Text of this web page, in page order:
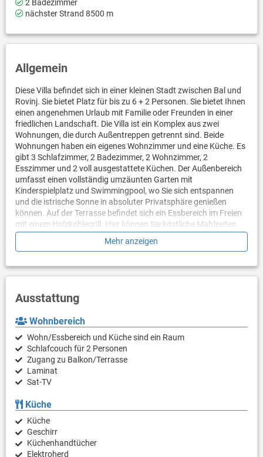
2 Badezimmer
nächster Strand 8500 m
Allgemein
Diese Villa befindet sich in einer kleinen Stadt zwischen Bal und
Rovinj. Sie bietet Platz für bis zu 6 + 2 Personen. Sie bietet Ihnen
einen angenehmen Urlaub mit Familie oder Freunden in einer
friedlichen Landschaft. Die Villa ist ein Komplex aus zwei
Wohnungen, die durch Außentreppen getrennt sind. Beide
Wohnungen haben ein eigenes Wohnzimmer und eine Küche. Es
gibt 3 Schlafzimmer, 2 Badezimmer, 2 Wohnzimmer, 2
Esszimmer und 2 voll ausgestattete Küchen. Der Außenbereich
umfasst einen vollständig umzäunten Garten mit
Kinderspielplatz und Swimmingpool, wo Sie sich entspannen
und die istrische Sonne in absoluter Privatsphäre genießen
können. Auf der Terrasse befindet sich ein Essbereich im Freien
mit einem Holzkohlegrill. Hier können Sie köstliche Mahlzeiten
zubereiten. Die Villa ist klimatisiert, verfügt über WLAN und einen
privaten Parkplatz für mehr als 4 Autos.
Mehr anzeigen
Ausstattung
Wohnbereich
Wohn/Essbereich und Küche sind ein Raum
Schlafcouch für 2 Personen
Zugang zu Balkon/Terrasse
Laminat
Sat-TV
Küche
Küche
Geschirr
Küchenhandtücher
Elektroherd